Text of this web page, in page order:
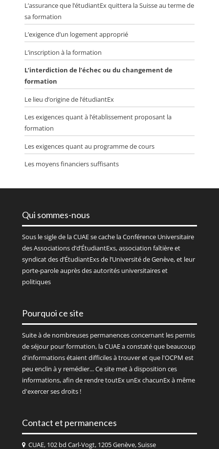
L’assurance que l’étudiantEx quittera la Suisse au terme de
sa formation
L’exigence d’un logement approprié
L’inscription à la formation
L’interdiction de l’échec ou du changement de
formation
Le lieu d’origine de l’étudiantEx
Les exigences quant à l’établissement proposant la
formation
Les exigences quant au programme de cours
Les moyens financiers suffisants
Qui sommes-nous
Sous le sigle de laCUAEse cache la Conférence Universitaire
des Associations d’d’ÉtudiantExs, association faîtière et
syndicat des d’ÉtudiantExs de l’Université de Genève, et leur
porte-parole auprès des autorités universitaires et
politiques
Pourquoi ce site
Suite à de nombreuses permanences concernant les permis
de séjour pour formation, la CUAE a constaté que beaucoup
d'informations étaient difficiles à trouver et que l'OCPM est
peu enclin à y remédier... Ce site met à disposition ces
informations, afin de rendre toutEx unEx chacunEx à même
d'exercer ses droits !
Contact et permanences
CUAE, 102 bd Carl-Vogt, 1205 Genève, Suisse